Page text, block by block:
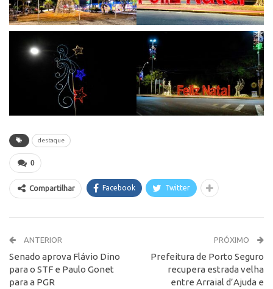
destaque
0
Compartilhar Facebook Twitter
ANTERIOR
Senado aprova Flávio Dino
para o STF e Paulo Gonet
para a PGR
PRÓXIMO
Prefeitura de Porto Seguro
recupera estrada velha
entre Arraial d’Ajuda e